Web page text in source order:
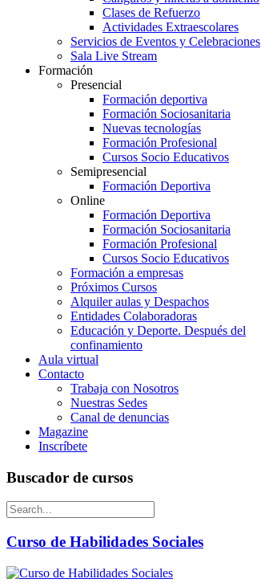
Clases de Refuerzo
Actividades Extraescolares
Servicios de Eventos y Celebraciones
Sala Live Stream
Formación
Presencial
Formación deportiva
Formación Sociosanitaria
Nuevas tecnologías
Formación Profesional
Cursos Socio Educativos
Semipresencial
Formación Deportiva
Online
Formación Deportiva
Formación Sociosanitaria
Formación Profesional
Cursos Socio Educativos
Formación a empresas
Próximos Cursos
Alquiler aulas y Despachos
Entidades Colaboradoras
Educación y Deporte. Después del
confinamiento
Aula virtual
Contacto
Trabaja con Nosotros
Nuestras Sedes
Canal de denuncias
Magazine
Inscríbete
Buscador de cursos
Curso de Habilidades Sociales